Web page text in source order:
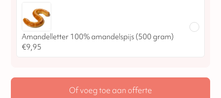
Amandelletter 100% amandelspijs (500 gram)
€9,95
Of voeg toe aan offerte